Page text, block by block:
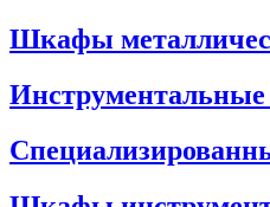
Шкафы